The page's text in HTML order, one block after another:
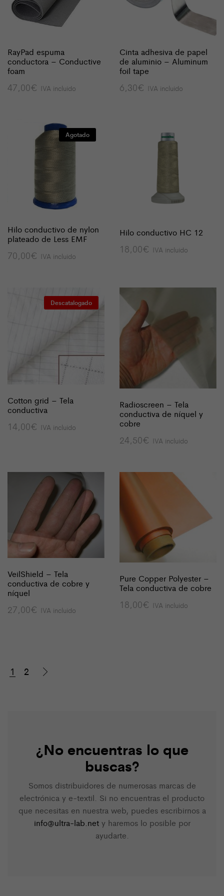
RayPad espuma
conductora – Conductive
foam
47,00€ IVA incluido
Cinta adhesiva de papel
de aluminio – Aluminum
foil tape
6,30€ IVA incluido
Agotado
Hilo conductivo de nylon
plateado de Less EMF
70,00€ IVA incluido
Hilo conductivo HC 12
18,00€ IVA incluido
Descatalogado
Cotton grid – Tela
conductiva
14,00€ IVA incluido
Radioscreen – Tela
conductiva de níquel y
cobre
24,50€ IVA incluido
VeilShield – Tela
conductiva de cobre y
níquel
27,00€ IVA incluido
Pure Copper Polyester –
Tela conductiva de cobre
18,00€ IVA incluido
1 2
¿No encuentras lo que
buscas?
Somos distribuidores de numerosas marcas de
electrónica y e-textil. Si no encuentras el producto
que necesitas en nuestra web, puedes escribirnos a
info@ultra-lab.nety haremos lo posible por
ayudarte.